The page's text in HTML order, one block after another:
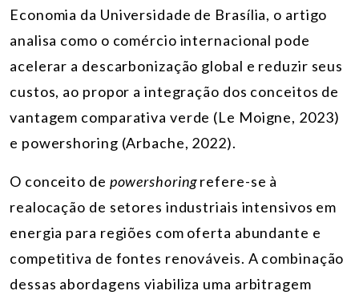
Economia da Universidade de Brasília, o artigo
analisa como o comércio internacional pode
acelerar a descarbonização global e reduzir seus
custos, ao propor a integração dos conceitos de
vantagem comparativa verde (Le Moigne, 2023)
e powershoring (Arbache, 2022).
O conceito de powershoringrefere-se à
realocação de setores industriais intensivos em
energia para regiões com oferta abundante e
competitiva de fontes renováveis. A combinação
dessas abordagens viabiliza uma arbitragem